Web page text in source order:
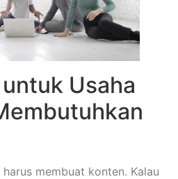
Usaha
membuat konten. Kalau